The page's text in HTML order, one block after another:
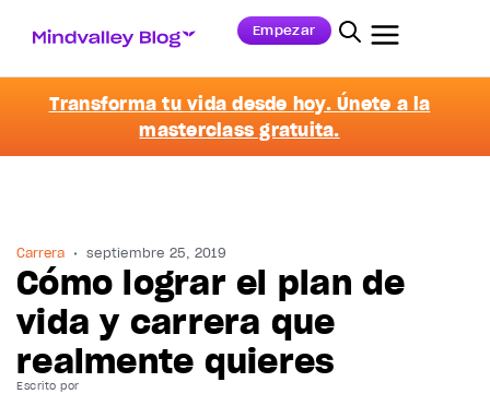
Empezar
Transforma tu vida desde hoy. Únete a la
masterclass gratuita.
Carrera septiembre 25, 2019
Cómo lograr el plan de
vida y carrera que
realmente quieres
Escrito por